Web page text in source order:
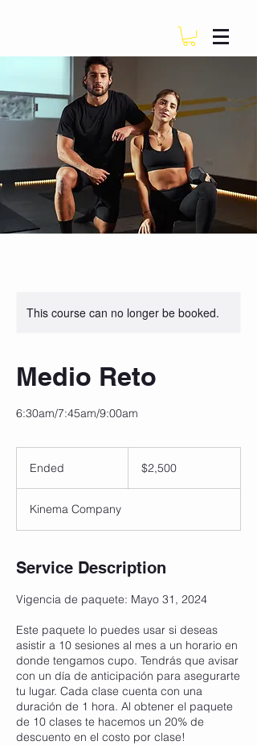
This course can no longer be booked.
Medio Reto
6:30am/7:45am/9:00am
Ended
e
d
mexicanos
$2,500
Kinema Company
Service Description
Vigencia de paquete: Mayo 31, 2024
Este paquete lo puedes usar si deseas
asistir a 10 sesiones al mes a un horario en
donde tengamos cupo. Tendrás que avisar
con un día de anticipación para asegurarte
tu lugar. Cada clase cuenta con una
duración de 1 hora. Al obtener el paquete
de 10 clases te hacemos un 20% de
descuento en el costo por clase!